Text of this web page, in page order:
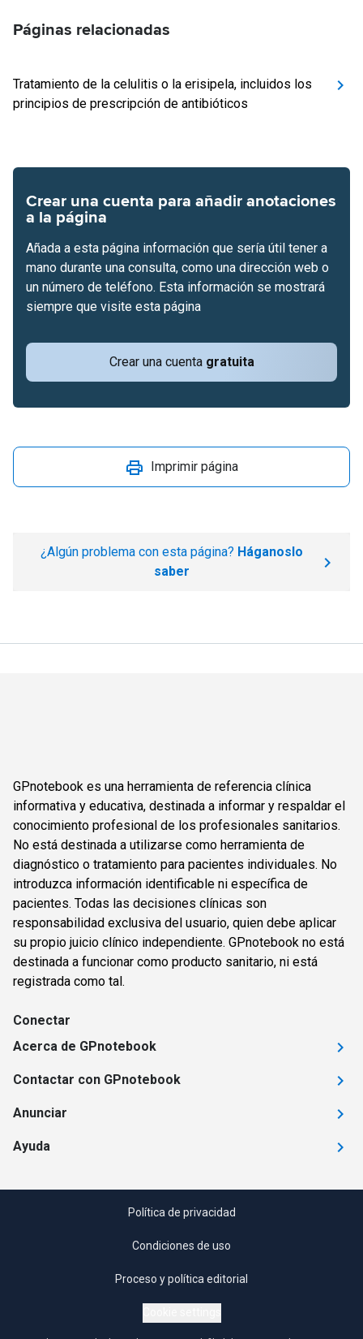
Páginas relacionadas
Tratamiento de la celulitis o la erisipela, incluidos los
principios de prescripción de antibióticos
Crear una cuenta para añadir anotaciones
a la página
Crear una cuenta gratuita
Añada a esta página información que sería útil tener a
mano durante una consulta, como una dirección web o
un número de teléfono. Esta información se mostrará
siempre que visite esta página
Imprimir página
¿Algún problema con esta página? Háganoslo
saber
GPnotebook es una herramienta de referencia clínica
informativa y educativa, destinada a informar y respaldar el
conocimiento profesional de los profesionales sanitarios.
No está destinada a utilizarse como herramienta de
diagnóstico o tratamiento para pacientes individuales. No
introduzca información identificable ni específica de
pacientes. Todas las decisiones clínicas son
responsabilidad exclusiva del usuario, quien debe aplicar
su propio juicio clínico independiente. GPnotebook no está
destinada a funcionar como producto sanitario, ni está
registrada como tal.
Conectar
Acerca de GPnotebook
Contactar con GPnotebook
Anunciar
Ayuda
Política de privacidad
Condiciones de uso
Proceso y política editorial